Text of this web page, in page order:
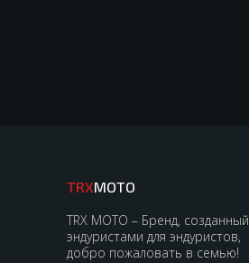
TRXMOTO
TRX MOTO – Бренд, созданный
эндуристами для эндуристов,
добро пожаловать в семью!